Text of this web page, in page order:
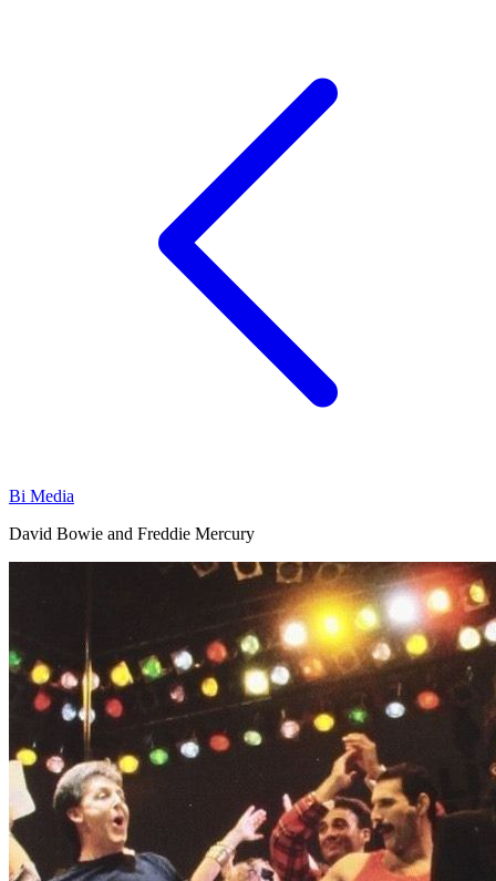
Bi Media
David Bowie and Freddie Mercury